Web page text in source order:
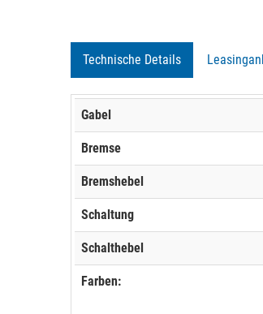
Technische Details
Gabel
Bremse
Bremshebel
Schaltung
Schalthebel
Farben: